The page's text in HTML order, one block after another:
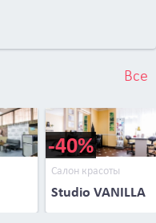
Все
-40%
Салон красоты
Studio VANILLA